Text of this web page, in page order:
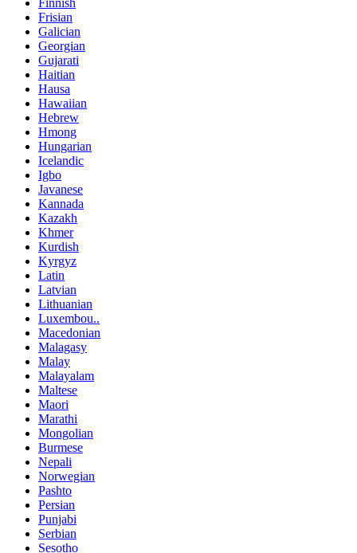
Frisian
Galician
Georgian
Gujarati
Haitian
Hausa
Hawaiian
Hebrew
Hmong
Hungarian
Icelandic
Igbo
Javanese
Kannada
Kazakh
Khmer
Kurdish
Kyrgyz
Latin
Latvian
Lithuanian
Luxembou..
Macedonian
Malagasy
Malay
Malayalam
Maltese
Maori
Marathi
Mongolian
Burmese
Nepali
Norwegian
Pashto
Persian
Punjabi
Serbian
Sesotho